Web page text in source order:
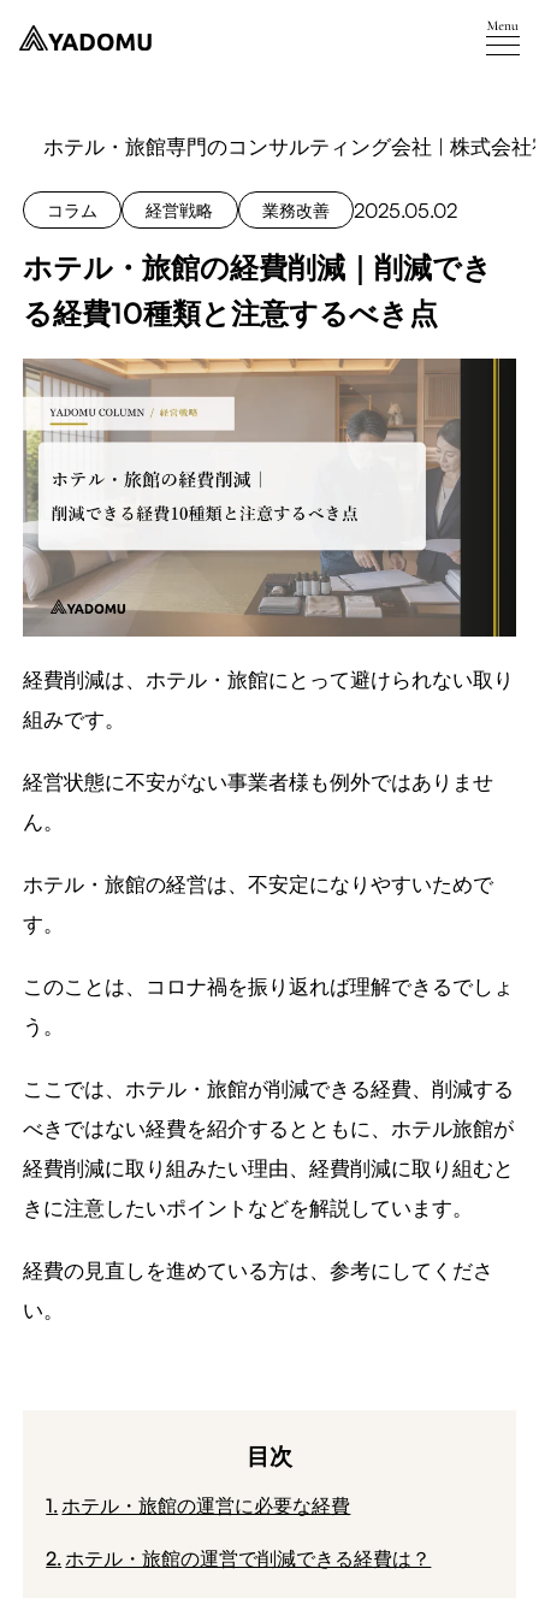
ホテル・旅館専門のコンサルティング会社 | 株式会社
コラム 経営戦略 業務改善 2025.05.02
ホテル・旅館の経費削減｜削減でき
る経費10種類と注意するべき点
経費削減は、ホテル・旅館にとって避けられない取り
組みです。
経営状態に不安がない事業者様も例外ではありませ
ん。
ホテル・旅館の経営は、不安定になりやすいためで
す。
このことは、コロナ禍を振り返れば理解できるでしょ
う。
ここでは、ホテル・旅館が削減できる経費、削減する
べきではない経費を紹介するとともに、ホテル旅館が
経費削減に取り組みたい理由、経費削減に取り組むと
きに注意したいポイントなどを解説しています。
経費の見直しを進めている方は、参考にしてくださ
い。
目次
ホテル・旅館の運営に必要な経費
ホテル・旅館の運営で削減できる経費は？